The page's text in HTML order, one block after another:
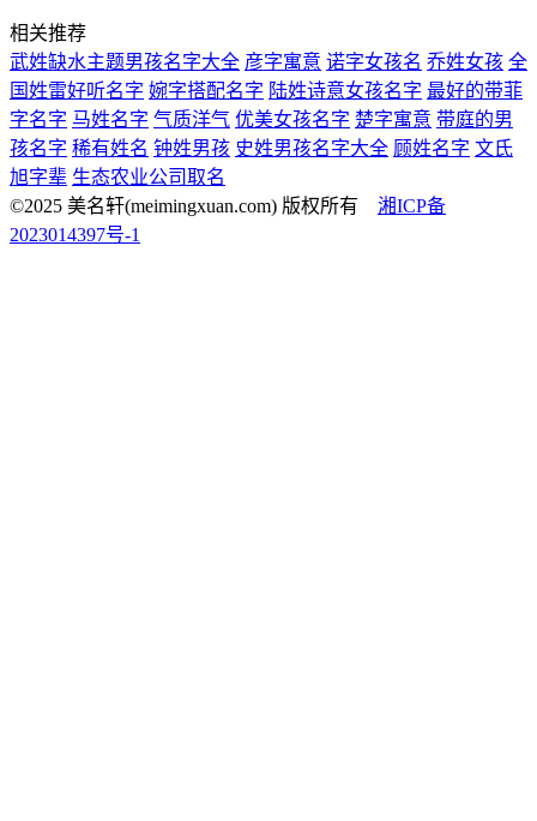
相关推荐
武姓缺水主题男孩名字大全 彦字寓意 诺字女孩名 乔姓女孩 全
国姓雷好听名字 婉字搭配名字 陆姓诗意女孩名字 最好的带菲
字名字 马姓名字 气质洋气 优美女孩名字 楚字寓意 带庭的男
孩名字 稀有姓名 钟姓男孩 史姓男孩名字大全 顾姓名字 文氏
旭字辈 生态农业公司取名
©2025 美名轩(meimingxuan.com) 版权所有 湘ICP备
2023014397号-1